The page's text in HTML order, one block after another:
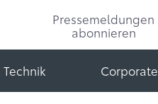
Pressemeldungen
abonnieren
Technik Corporate